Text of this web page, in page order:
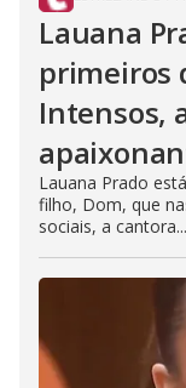
Lauana
primeiros
Intensos,
Lauana Prado
filho, Dom, que
sociais, a cantora...